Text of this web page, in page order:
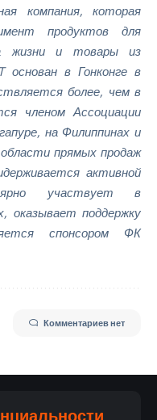
компания, которая
продуктов для
жизни и товары из
основан в Гонконге в
более, чем в
членом Ассоциации
на Филиппинах и
прямых продаж
активной
участвует в
оказывает поддержку
спонсором ФК
Комментариев нет